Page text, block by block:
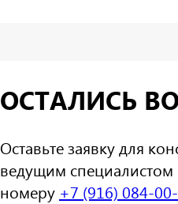
ОСТАЛИСЬ
Оставьте заявку для
ведущим
номеру +7 (916) 084-